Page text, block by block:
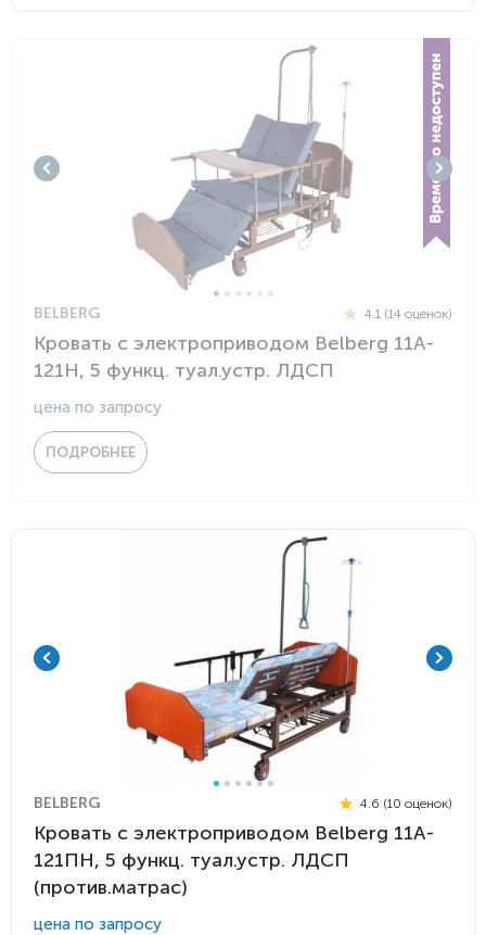
BELBERG 4.1 (14 оценок)
Кровать с электроприводом Belberg 11A-
121Н, 5 функц. туал.устр. ЛДСП
цена по запросу
ПОДРОБНЕЕ
BELBERG 4.6 (10 оценок)
Кровать с электроприводом Belberg 11A-
121ПН, 5 функц. туал.устр. ЛДСП
(против.матрас)
цена по запросу